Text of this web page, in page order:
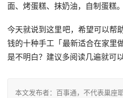
面、烤蛋糕、抹奶油，自制蛋糕。
今天就说到这里吧，希望可以帮
钱的十种手工「最新适合在家里
是不明白？建议多阅读几遍就可
本文发布者：百事通，不代表巢座